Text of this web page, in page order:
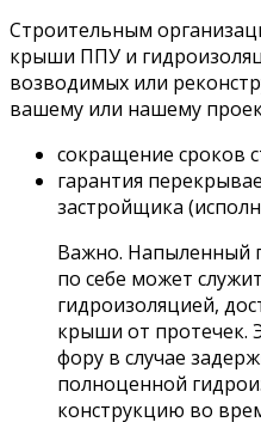
Строительным
крыши ППУ и
возводимых или
вашему или нашему
сокращение сроков
гарантия
застройщика
Важно. Напыленный
по себе может
гидроизоляцией,
крыши от протечек.
фору в случае
полноценной
конструкцию во